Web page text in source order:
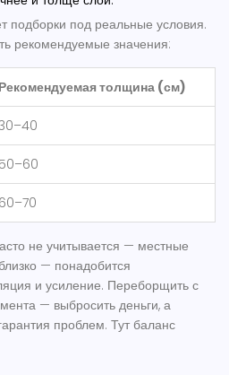
подборки под реальные условия.
рекомендуемые значения:
Рекомендуемая толщина (см)
50–60
60–70
не учитывается — местные
— понадобится
и усиление. Переборщить с
— выбросить деньги, а
проблем. Тут баланс